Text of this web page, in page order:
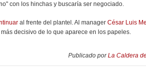
con los hinchas y buscaría ser negociado.
al frente del plantel. Al manager César Luis
decisivo de lo que aparece en los papeles.
Publicado porLa Caldera